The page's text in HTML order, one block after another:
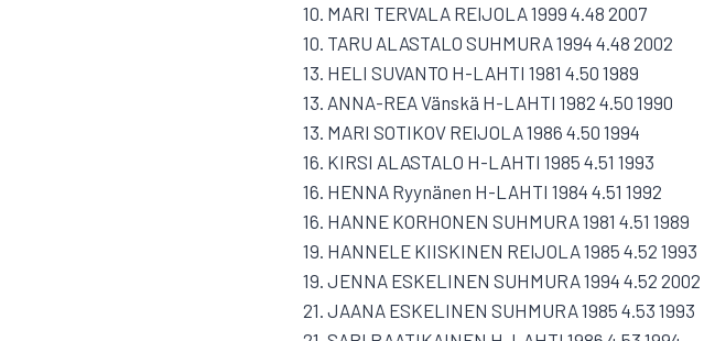
10. MARI TERVALA REIJOLA 1999 4.48 2007
10. TARU ALASTALO SUHMURA 1994 4.48 2002
13. HELI SUVANTO H-LAHTI 1981 4.50 1989
13. ANNA-REA Vänskä H-LAHTI 1982 4.50 1990
13. MARI SOTIKOV REIJOLA 1986 4.50 1994
16. KIRSI ALASTALO H-LAHTI 1985 4.51 1993
16. HENNA Ryynänen H-LAHTI 1984 4.51 1992
16. HANNE KORHONEN SUHMURA 1981 4.51 1989
19. HANNELE KIISKINEN REIJOLA 1985 4.52 1993
19. JENNA ESKELINEN SUHMURA 1994 4.52 2002
21. JAANA ESKELINEN SUHMURA 1985 4.53 1993